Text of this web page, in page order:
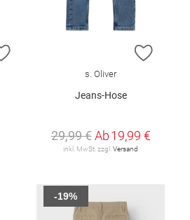
ZUR WUNSCHLISTE HINZUFÜGEN
ZUR
s. Oliver
Jeans-Hose
29,99 € Ab19,99 €
inkl. MwSt. zzgl. Versand
-19%